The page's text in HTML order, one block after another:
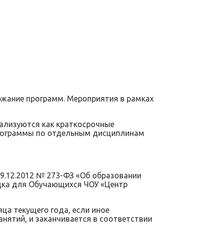
программ. Мероприятия в рамках
как краткосрочные
по отдельным дисциплинам
№ 273-ФЗ «Об образовании
для Обучающихся ЧОУ «Центр
текущего года, если иное
и заканчивается в соответствии